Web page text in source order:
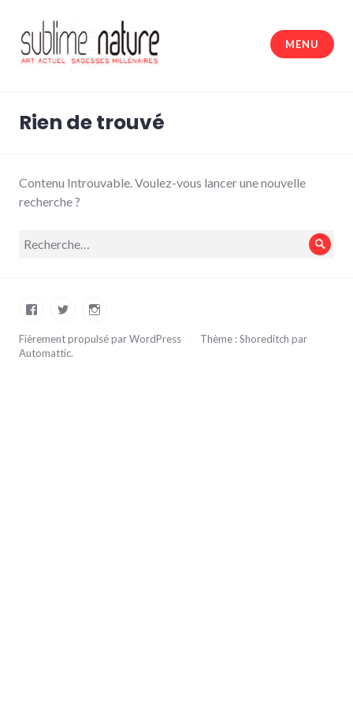
contenu
principal
MENU
Rien de trouvé
Contenu Introuvable. Voulez-vous lancer une nouvelle
recherche ?
Recherche
FacebookTwitterInstagram
Fièrement propulsé par WordPress
Thème : Shoreditch par
Automattic.